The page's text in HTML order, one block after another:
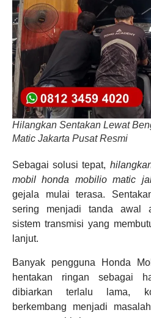
Hilangkan Sentakan Lewat
Matic Jakarta Pusat Resmi
Sebagai solusi tepat,
mobil honda mobilio matic
gejala mulai terasa.
sering menjadi tanda awal
sistem transmisi yang
lanjut.
Banyak pengguna Honda
hentakan ringan sebagai
dibiarkan terlalu lama,
berkembang menjadi